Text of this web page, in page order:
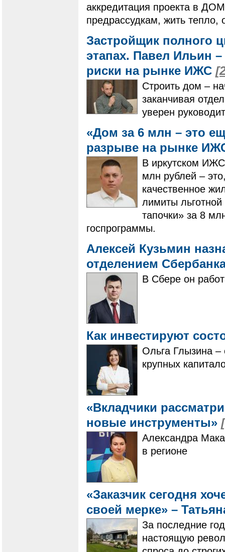
аккредитация проекта в
предрассудкам, жить
Застройщик полного
этапах. Павел Ильин
риски на рынке ИЖС
Строить дом –
заканчивая
уверен
«Дом за 6 млн – это
разрыве на рынке
В иркутском
млн рублей –
качественное
лимиты
тапочки» за 8
госпрограммы.
Алексей Кузьмин
отделением
В Сбере он
Как инвестируют
Ольга Глызина –
крупных
«Вкладчики
новые инструменты»
Александра
в регионе
«Заказчик сегодня
своей мерке» –
За последние
настоящую